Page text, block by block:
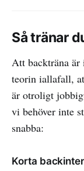
Så tränar
Att backträna
teorin iallafall,
är otroligt
vi behöver inte
snabba:
Korta